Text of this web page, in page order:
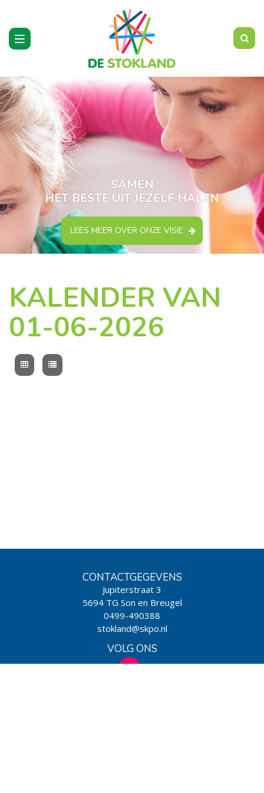
Toggle
navigation
SAMEN
HET BESTE UIT JEZELF HALEN
LEES MEER OVER ONZE VISIE
KALENDER VAN
01-06-2026
CONTACTGEGEVENS
Jupiterstraat 3
5694 TG Son en Breugel
0499-490388
stokland@skpo.nl
VOLG ONS